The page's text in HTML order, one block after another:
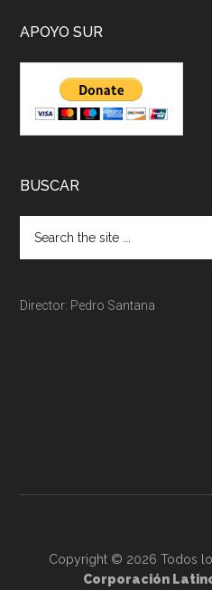
APOYO SUR
BUSCAR
Director: Pedro Santana
Copyright © 2026 Todos
Corporación